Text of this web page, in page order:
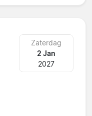
Zaterdag
2 Jan
2027